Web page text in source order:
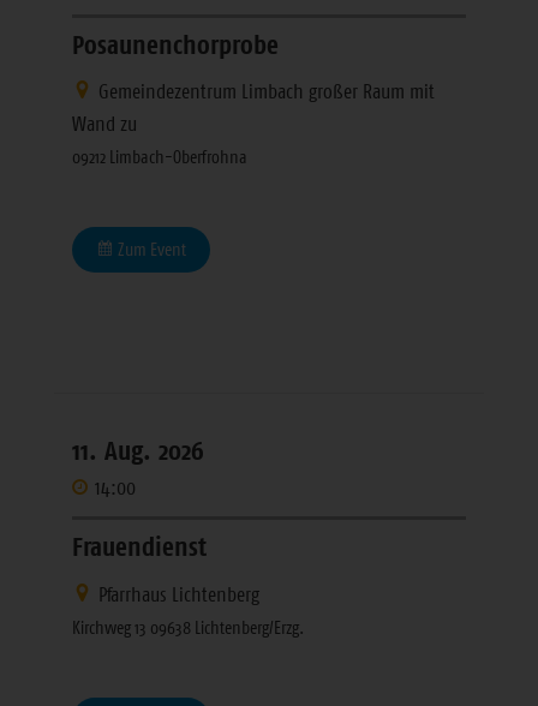
Posaunenchorprobe
Gemeindezentrum Limbach großer Raum mit
Wand zu
09212 Limbach-Oberfrohna
Zum Event
11. Aug. 2026
14:00
Frauendienst
Pfarrhaus Lichtenberg
Kirchweg 13 09638 Lichtenberg/Erzg.